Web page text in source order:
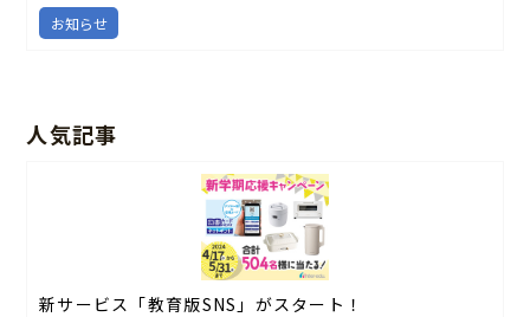
お知らせ
人気記事
新サービス「教育版SNS」がスタート！